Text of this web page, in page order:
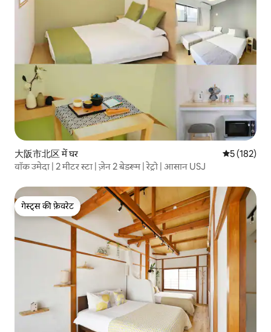
大阪市北区 में घर औसत रेटिंग 5
5 (182)
वॉक उमेदा | 2 मीटर स्टा | ज़ेन 2 बेडरूम | रेट्रो | आसान USJ
गेस्ट्स की फ़ेवरेट
गेस्ट्स की फ़ेवरेट